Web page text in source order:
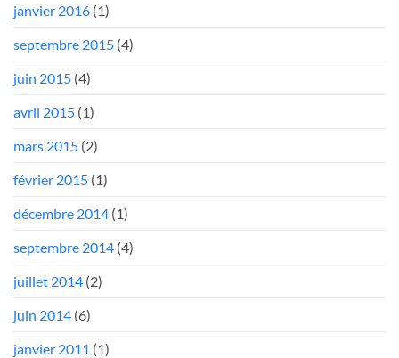
janvier 2016 (1)
septembre 2015 (4)
juin 2015 (4)
avril 2015 (1)
mars 2015 (2)
février 2015 (1)
décembre 2014 (1)
septembre 2014 (4)
juillet 2014 (2)
juin 2014 (6)
janvier 2011 (1)